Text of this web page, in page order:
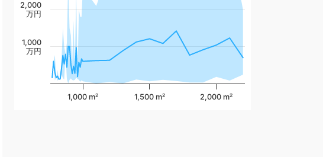
1,000 m² 1,500 m² 2,000 m²
1,000
万円
2,000
万円